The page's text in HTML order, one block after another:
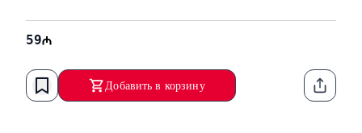
59
Добавить в корзину